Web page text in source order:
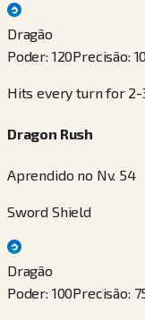
Dragão
Poder: 120Precisão:
Hits every turn for 2-
Dragon Rush
Aprendido no Nv. 54
Sword Shield
Dragão
Poder: 100Precisão: